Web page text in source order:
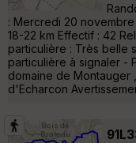
: Mercredi 20 novembre
18-22 km Effectif : 42
particulière : Très belle
particulière à signaler -
domaine de Montauger
d'Echarcon